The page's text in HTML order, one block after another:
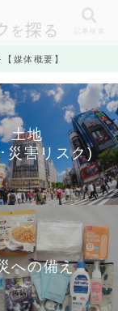
媒体概要】
土地
災害リスク)
への備え